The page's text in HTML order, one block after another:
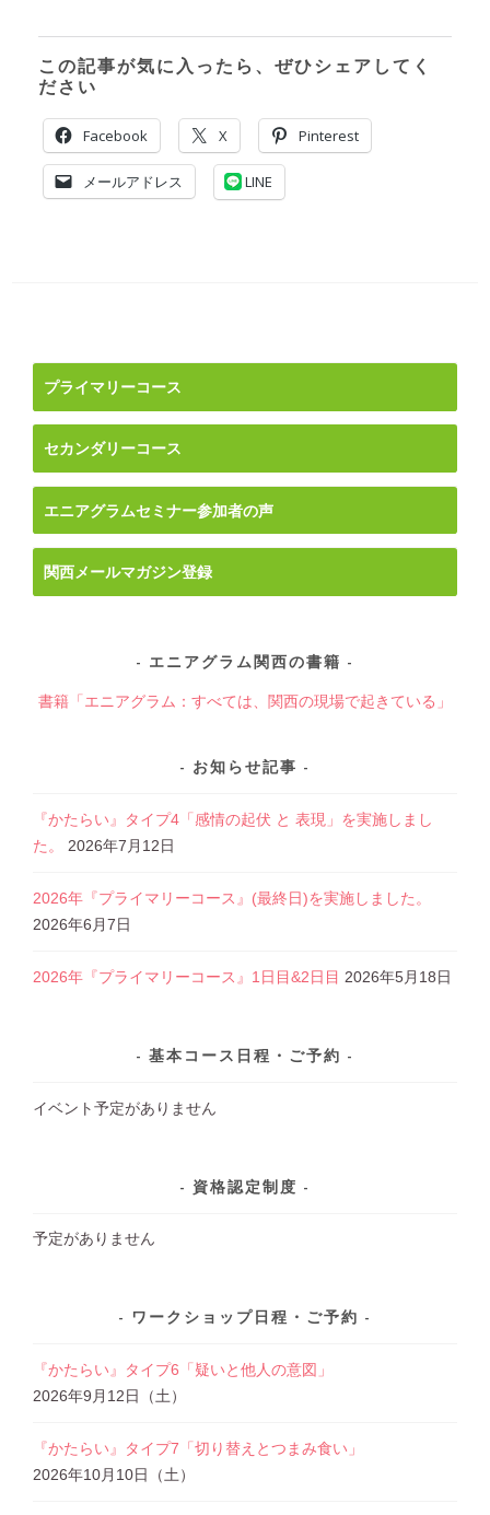
この記事が気に入ったら、ぜひシェアしてく
ださい
Facebook X Pinterest
メールアドレス LINE
ナ
ビ
ゲ
ー
シ
ョ
ン
プライマリーコース
セカンダリーコース
エニアグラムセミナー参加者の声
関西メールマガジン登録
エニアグラム関西の書籍
書籍「エニアグラム：すべては、関西の現場で起きている」
お知らせ記事
『かたらい』タイプ4「感情の起伏 と 表現」を実施しまし
た。
2026年7月12日
2026年『プライマリーコース』(最終日)を実施しました。
2026年6月7日
2026年『プライマリーコース』1日目&2日目 2026年5月18日
基本コース日程・ご予約
イベント予定がありません
資格認定制度
予定がありません
ワークショップ日程・ご予約
『かたらい』タイプ6「疑いと他人の意図」
2026年9月12日（土）
『かたらい』タイプ7「切り替えとつまみ食い」
2026年10月10日（土）